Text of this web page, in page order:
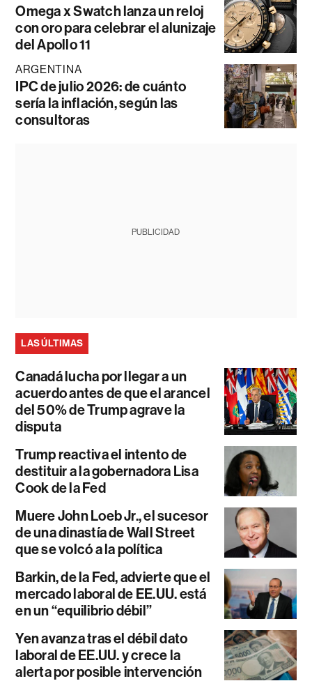
Omega x Swatch lanza un reloj
con oro para celebrar el alunizaje
del Apollo 11
ARGENTINA
IPC de julio 2026: de cuánto
sería la inflación, según las
consultoras
PUBLICIDAD
LAS ÚLTIMAS
Canadá lucha por llegar a un
acuerdo antes de que el arancel
del 50% de Trump agrave la
disputa
Trump reactiva el intento de
destituir a la gobernadora Lisa
Cook de la Fed
Muere John Loeb Jr., el sucesor
de una dinastía de Wall Street
que se volcó a la política
Barkin, de la Fed, advierte que el
mercado laboral de EE.UU. está
en un “equilibrio débil”
Yen avanza tras el débil dato
laboral de EE.UU. y crece la
alerta por posible intervención